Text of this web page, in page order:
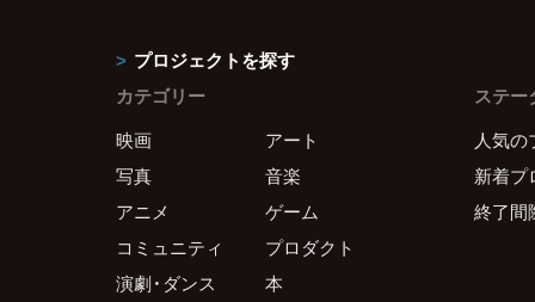
プロジェクトを探す
カテゴリー
映画
アート
写真
音楽
アニメ
ゲーム
コミュニティ
プロダクト
演劇・ダンス
本
ステー
人気の
新着プ
終了間